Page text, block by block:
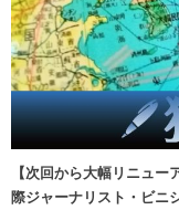
【次回から大幅リニュ
際ジャーナリスト・ビニ